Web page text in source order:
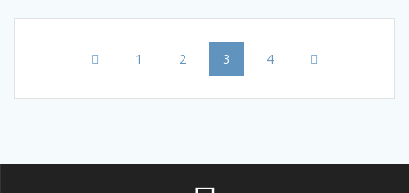
Beitragsnavigation
Seite
1 Seite
2 Seite
3 Seite
4